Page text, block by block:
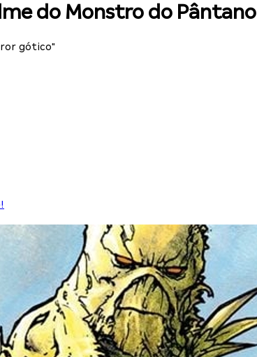
do Monstro do Pântano
gótico"